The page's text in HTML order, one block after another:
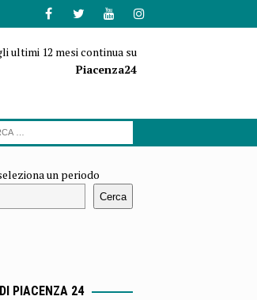
ultimi 12 mesi continua su
Piacenza24
un periodo
Cerca
PIACENZA 24